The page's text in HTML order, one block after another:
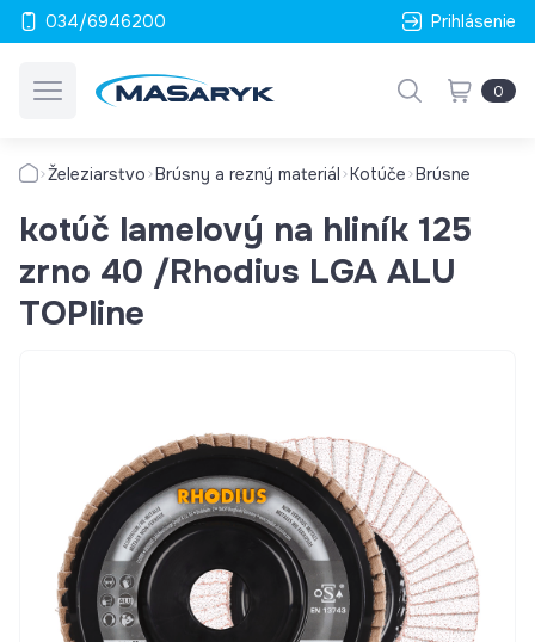
034/6946200 Prihlásenie
0
Železiarstvo Brúsny a rezný materiál Kotúče Brúsne
kotúč lamelový na hliník 125
zrno 40 /Rhodius LGA ALU
TOPline